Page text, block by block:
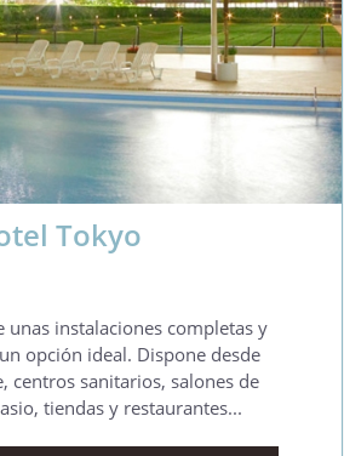
Tokyo
unas instalaciones completas y
opción ideal. Dispone desde
centros sanitarios, salones de
tiendas y restaurantes...